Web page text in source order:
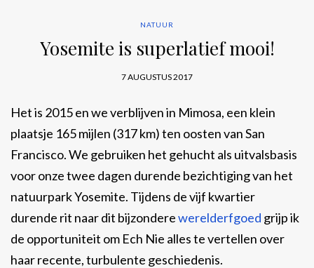
NATUUR
Yosemite is superlatief mooi!
7 AUGUSTUS 2017
Het is 2015 en we verblijven in Mimosa, een klein
plaatsje 165 mijlen (317 km) ten oosten van San
Francisco. We gebruiken het gehucht als uitvalsbasis
voor onze twee dagen durende bezichtiging van het
natuurpark Yosemite. Tijdens de vijf kwartier
durende rit naar dit bijzonderewerelderfgoed grijp ik
de opportuniteit om Ech Nie alles te vertellen over
haar recente, turbulente geschiedenis.